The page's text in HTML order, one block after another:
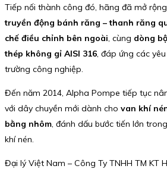
Tiếp nối thành công đó, hãng đã mở
truyền động bánh răng – thanh răng
chế điều chỉnh bên ngoài, cùng dòng
thép không gỉ AISI 316, đáp ứng các
trường công nghiệp.
Đến năm 2014, Alpha Pompe tiếp tục
với dây chuyền mới dành cho van khí
bằng nhôm, đánh dấu bước tiến lớn
khí nén.
Đại lý Việt Nam – Công Ty TNHH TM KT